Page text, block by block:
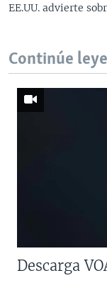
EE.UU. advierte
Continúe
Descarga